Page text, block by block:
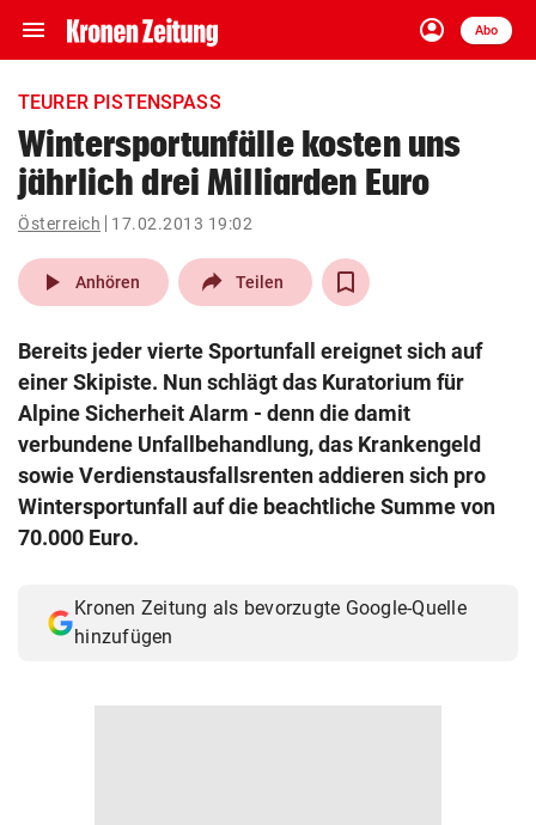
menu Navigation
ein-/ausklappen
account_circle
Anmelden
Abo
close Schließen
account_circle Anmelden
arrow_right
pin_drop
Wien arrow_right
search
Suchbegriff
eingeben
TEURER PISTENSPASS
Wintersportunfälle kosten uns
jährlich drei Milliarden Euro
Österreich 17.02.2013 19:02
play_arrow Anhören Teilen
Bereits jeder vierte Sportunfall ereignet sich auf
einer Skipiste. Nun schlägt das Kuratorium für
Alpine Sicherheit Alarm - denn die damit
verbundene Unfallbehandlung, das Krankengeld
sowie Verdienstausfallsrenten addieren sich pro
Wintersportunfall auf die beachtliche Summe von
70.000 Euro.
Kronen Zeitung als bevorzugte Google-Quelle
hinzufügen